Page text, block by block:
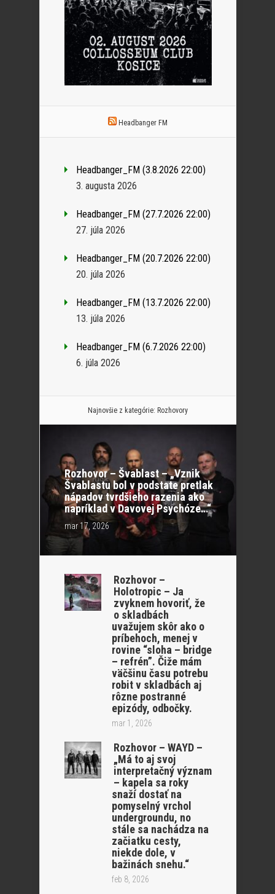
Headbanger FM
Headbanger_FM (3.8.2026 22:00)
3. augusta 2026
Headbanger_FM (27.7.2026 22:00)
27. júla 2026
Headbanger_FM (20.7.2026 22:00)
20. júla 2026
Headbanger_FM (13.7.2026 22:00)
13. júla 2026
Headbanger_FM (6.7.2026 22:00)
6. júla 2026
Najnovšie z kategórie: Rozhovory
Rozhovor – Švablast – „Vznik
Švablastu bol v podstate pretlak
nápadov tvrdšieho razenia ako
napríklad v Davovej Psychóze…“
mar 17, 2026
Rozhovor –
Holotropic – Ja
zvyknem hovoriť, že
o skladbách
uvažujem skôr ako o
príbehoch, menej v
rovine “sloha – bridge
– refrén”. Čiže mám
väčšinu času potrebu
robit v skladbách aj
rôzne postranné
epizódy, odbočky.
mar 1, 2026
Rozhovor – WAYD –
„Má to aj svoj
interpretačný význam
– kapela sa roky
snaží dostať na
pomyselný vrchol
undergroundu, no
stále sa nachádza na
začiatku cesty,
niekde dole, v
bažinách snehu.“
feb 8, 2026